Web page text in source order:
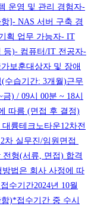
운영 및 관리 경험자-
]- NAS 서버 구축 경
획 업무 가능자- IT
등)- 컴퓨터/IT 전공자-
보훈대상자 및 장애
수습기간: 3개월)근무
) / 09시 00분 ~ 18시
따름 (면접 후 결정)
륭테크노타운12차전
차 실무진/임원면접
형(서류, 면접) 합격
법은 회사 사정에 따
수기간2024년 10월
)*접수기간 중 수시